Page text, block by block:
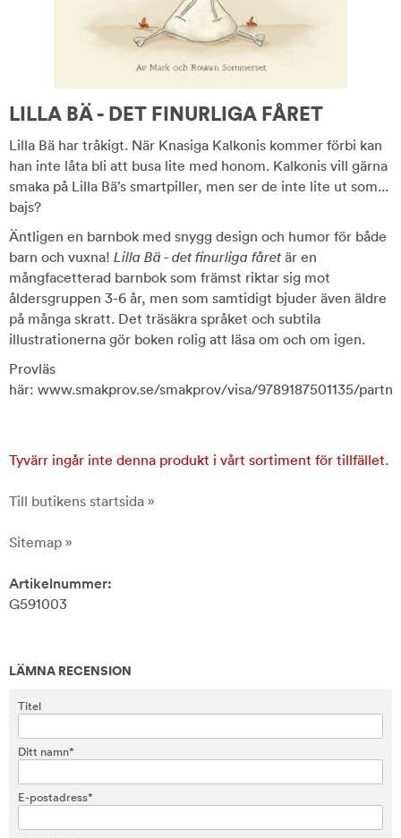
LILLA BÄ - DET FINURLIGA FÅRET
Lilla Bä har tråkigt. När Knasiga Kalkonis kommer förbi kan
han inte låta bli att busa lite med honom. Kalkonis vill gärna
smaka på Lilla Bä’s smartpiller, men ser de inte lite ut som...
bajs?
Äntligen en barnbok med snygg design och humor för både
barn och vuxna! Lilla Bä - det finurliga fåret är en
mångfacetterad barnbok som främst riktar sig mot
åldersgruppen 3-6 år, men som samtidigt bjuder även äldre
på många skratt. Det träsäkra språket och subtila
illustrationerna gör boken rolig att läsa om och om igen.
Provläs
här: www.smakprov.se/smakprov/visa/9789187501135/
Tyvärr ingår inte denna produkt i vårt sortiment för tillfället.
Till butikens startsida »
Sitemap »
Artikelnummer:
G591003
LÄMNA RECENSION
Titel
Ditt namn*
E-postadress*